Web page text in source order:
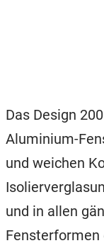
Das Design
Aluminium-
und weichen
und in allen